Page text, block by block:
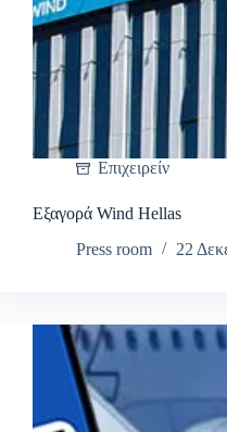
Επιχειρείν
Εξαγορά Wind Hellas
Press room
22